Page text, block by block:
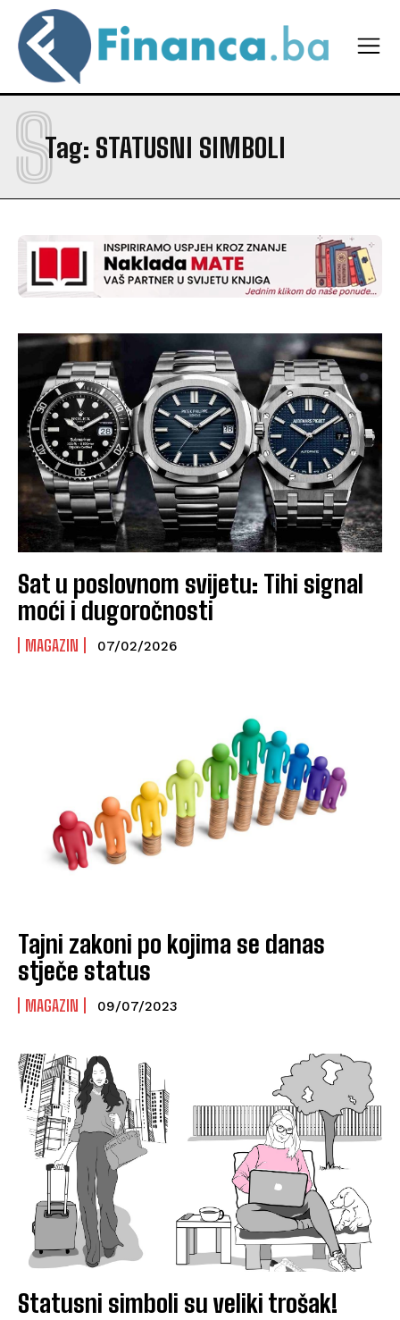
Tag: STATUSNI SIMBOLI
S
Sat u poslovnom svijetu: Tihi signal
moći i dugoročnosti
MAGAZIN 07/02/2026
Tajni zakoni po kojima se danas
stječe status
MAGAZIN 09/07/2023
Statusni simboli su veliki trošak!